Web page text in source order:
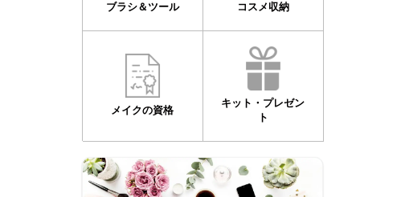
ブラシ＆ツール コスメ収納
メイクの資格
キット・プレゼン
ト